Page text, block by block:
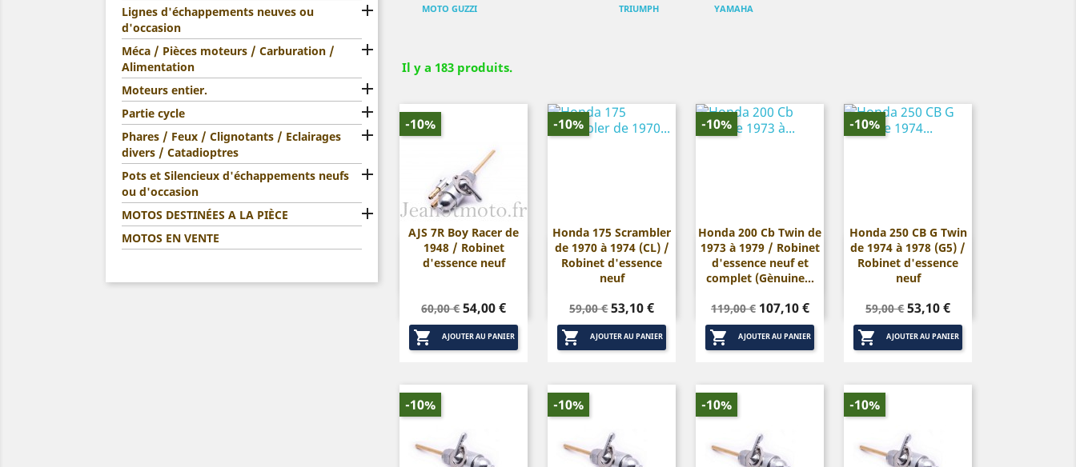
Lignes d'échappements neuves ou
d'occasion

Méca / Pièces moteurs / Carburation /
Alimentation

Moteurs entier. 
Partie cycle 
Phares / Feux / Clignotants / Eclairages
divers / Catadioptres

Pots et Silencieux d'échappements neufs
ou d'occasion

MOTOS DESTINÉES A LA PIÈCE 
MOTOS EN VENTE
MOTO GUZZI TRIUMPH YAMAHA
Il y a 183 produits.
AJS 7R Boy Racer de
1948 / Robinet
d'essence neuf
Prix
de
base
60,00 €Prix
54,00 €
 AJOUTER AU PANIER
-10%
Aperçu rapide
Honda 175 Scrambler
de 1970 à 1974 (CL) /
Robinet d'essence
neuf
Prix
de
base
59,00 €Prix
53,10 €
 AJOUTER AU PANIER
-10%
Aperçu rapide
Honda 200 Cb Twin de
1973 à 1979 / Robinet
d'essence neuf et
complet (Gènuine...
Prix
de
base
119,00 € Prix
107,10 €
 AJOUTER AU PANIER
-10%
Aperçu rapide
Honda 250 CB G Twin
de 1974 à 1978 (G5) /
Robinet d'essence
neuf
Prix
de
base
59,00 €Prix
53,10 €
 AJOUTER AU PANIER
-10%
Aperçu rapide
-10% -10% -10% -10%